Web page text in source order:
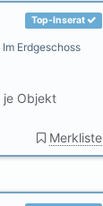
Top-Inserat
Erdgeschoss
je Objekt
Merkliste